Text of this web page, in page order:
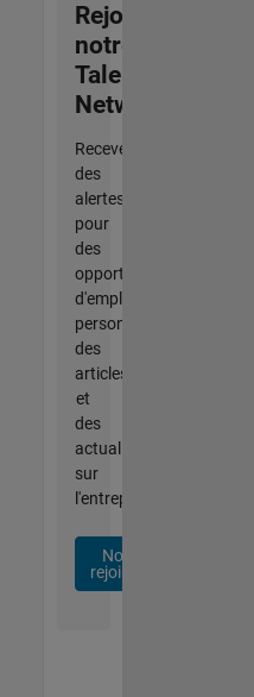
Rejoignez
notre
Talent
Network
Recevez
des
alertes
pour
des
opportunités
d'emploi
personnalisées,
des
articles
et
des
actualités
sur
l'entreprise.
Nous
rejoindre